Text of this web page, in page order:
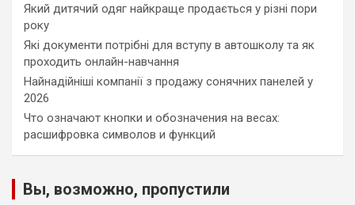
Який дитячий одяг найкраще продається у різні пори
року
Які документи потрібні для вступу в автошколу та як
проходить онлайн-навчання
Найнадійніші компанії з продажу сонячних панелей у
2026
Что означают кнопки и обозначения на весах:
расшифровка символов и функций
Вы, возможно, пропустили